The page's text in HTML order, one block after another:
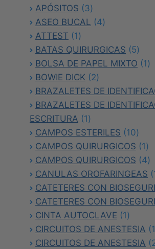
productos
APÓSITOS 33
productos
ASEO BUCAL 44
ATTEST 11
producto
BATAS QUIRURGICAS 55
BOLSA DE PAPEL MIXTO 11
BOWIE DICK 22
productos
BRAZALETES DE
BRAZALETES DE
ESCRITURA
11
producto
CAMPOS ESTERILES 1010
CAMPOS QUIRURGICOS 11
CAMPOS QUIRURGICOS 44
CANULAS OROFARINGEAS
CATETERES CON
CATETERES CON
CINTA AUTOCLAVE 11
CIRCUITOS DE ANESTESIA
CIRCUITOS DE ANESTESIA